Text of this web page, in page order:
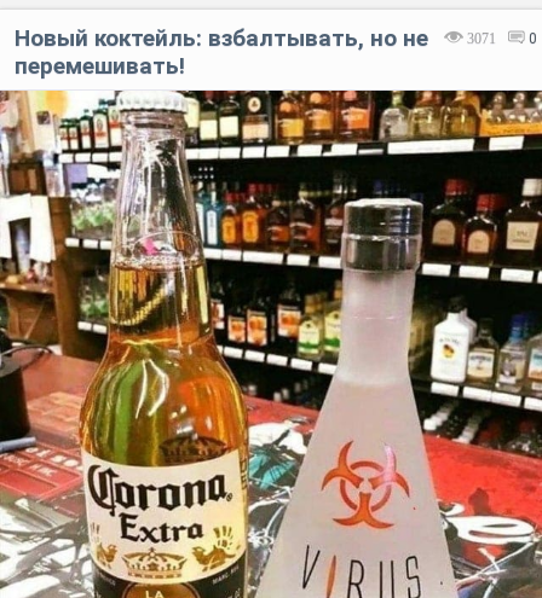
3071 0
Новый коктейль: взбалтывать, но не
перемешивать!